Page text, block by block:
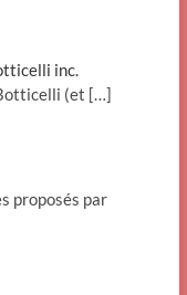
inc.
(et […]
proposés par